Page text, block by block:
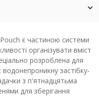
є частиною системи
організувати вміст
розроблена для
застібку-
з п'ятнадцятьма
для зберігання